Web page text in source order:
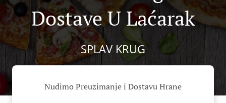
Dostave U Laćarak
SPLAV KRUG
Nudimo Preuzimanje i Dostavu Hrane